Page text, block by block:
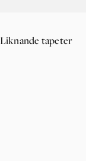
Liknande tapeter